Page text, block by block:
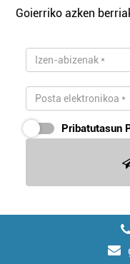
Goierriko azken
Pribatutasun